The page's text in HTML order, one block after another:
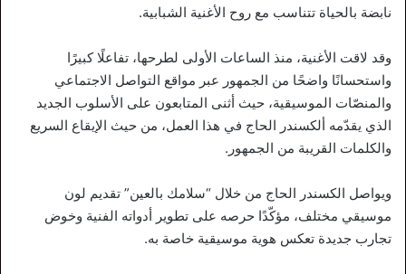
نابضة بالحياة تتناسب مع روح الأغنية الشبابية.
وقد لاقت الأغنية، منذ الساعات الأولى لطرحها، تفاعلًا كبيرًا
واستحسانًا واضحًا من الجمهور عبر مواقع التواصل الاجتماعي
والمنصّات الموسيقية، حيث أثنى المتابعون على الأسلوب الجديد
الذي يقدّمه ألكسندر الحاج في هذا العمل، من حيث الإيقاع السريع
والكلمات القريبة من الجمهور.
ويواصل الكسندر الحاج من خلال “سلامك بالعين” تقديم لون
موسيقي مختلف، مؤكّدًا حرصه على تطوير أدواته الفنية وخوض
تجارب جديدة تعكس هوية موسيقية خاصة به.